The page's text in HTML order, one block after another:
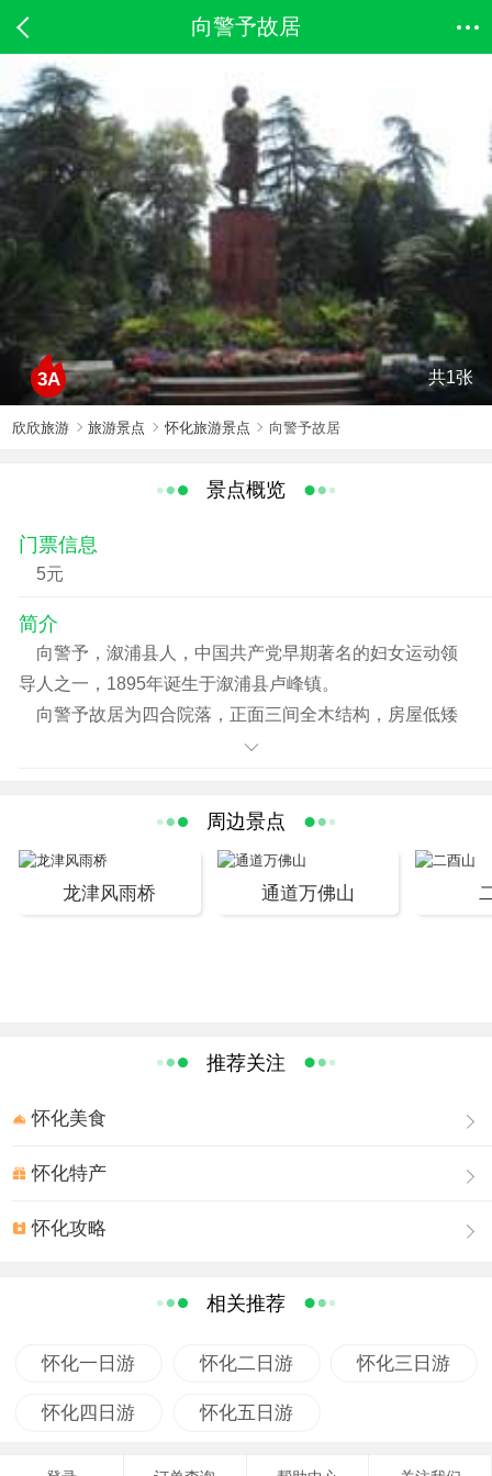
向警予故居
3A 共1张
欣欣旅游 旅游景点 怀化旅游景点 向警予故居
景点概览
门票信息
5元
简介
向警予，溆浦县人，中国共产党早期著名的妇女运动领
导人之一，1895年诞生于溆浦县卢峰镇。
向警予故居为四合院落，正面三间全木结构，房屋低矮
而古朴，门页和窗棂都有别致的几何图案装饰，庭院内的
故居东面为警予广场，南端矗立向警予纪念碑，高9米，
上有向警予全身塑像，正面镌刻着陈云题写的“向警予同志
纪念碑”八个镏金大字，其他三面刻蔡和森所撰《向警予同
周边景点
龙津风雨桥 通道万佛山
推荐关注
怀化美食
怀化特产
怀化攻略
相关推荐
怀化一日游 怀化二日游 怀化三日游
怀化四日游 怀化五日游